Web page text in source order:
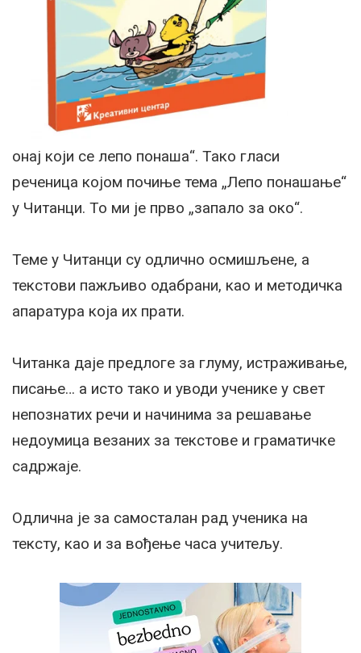
онај који се лепо понаша“. Тако гласи
реченица којом почиње тема „Лепо понашање“
у Читанци. То ми је прво „запало за око“.
Теме у Читанци су одлично осмишљене, а
текстови пажљиво одабрани, као и методичка
апаратура која их прати.
Читанка даје предлоге за глуму, истраживање,
писање… а исто тако и уводи ученике у свет
непознатих речи и начинима за решавање
недоумица везаних за текстове и граматичке
садржаје.
Одлична је за самосталан рад ученика на
тексту, као и за вођење часа учитељу.